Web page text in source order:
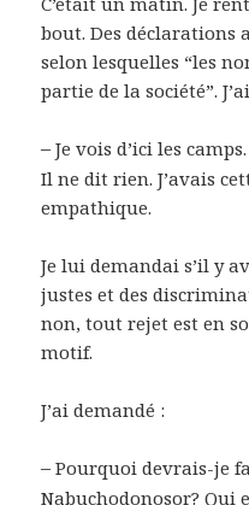
bout. Des déclarations
selon lesquelles “les
partie de la société”.
–Je vois d’ici les camps.
Il ne dit rien. J’avais
empathique.
Je lui demandai s’il y
justes et des
non, tout rejet est en
motif.
J’ai demandé :
–Pourquoi devrais-je
Nabuchodonosor? Qui